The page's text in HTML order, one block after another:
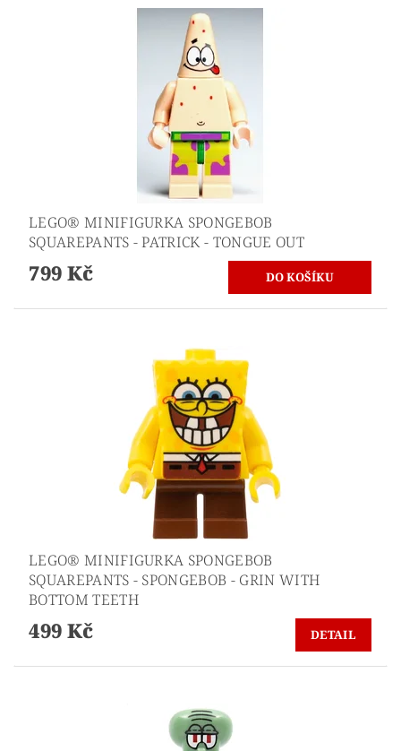
LEGO® MINIFIGURKA SPONGEBOB
SQUAREPANTS - PATRICK - TONGUE OUT
799 Kč
LEGO® MINIFIGURKA SPONGEBOB
SQUAREPANTS - SPONGEBOB - GRIN WITH
BOTTOM TEETH
499 Kč DETAIL